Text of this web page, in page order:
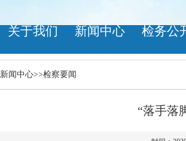
关于我们 新闻中心 检务公
新闻中心>>检察要闻
“落手落